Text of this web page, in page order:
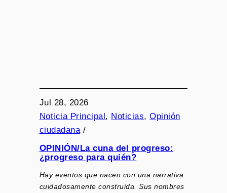
Jul 28, 2026
Noticia Principal, Noticias, Opinión
ciudadana/
OPINIÓN/La cuna del progreso:
¿progreso para quién?
Hay eventos que nacen con una narrativa
cuidadosamente construida. Sus nombres